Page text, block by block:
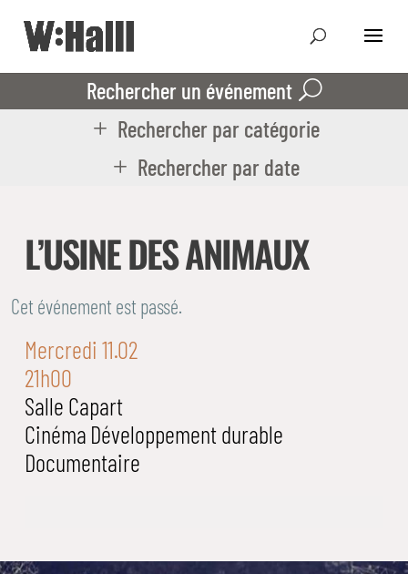
Rechercher un événement
Rechercher par catégorie
Rechercher par date
L’USINE DES ANIMAUX
Cet événement est passé.
Mercredi 11.02
21h00
Salle Capart
Cinéma Développement durable
Documentaire